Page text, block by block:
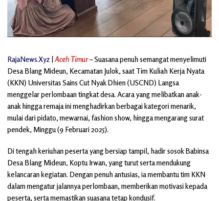
RajaNews.Xyz |Aceh Timur– Suasana penuh semangat menyelimuti
Desa Blang Mideun, Kecamatan Julok, saat Tim Kuliah Kerja Nyata
(KKN) Universitas Sains Cut Nyak Dhien (USCND) Langsa
menggelar perlombaan tingkat desa. Acara yang melibatkan anak-
anak hingga remaja ini menghadirkan berbagai kategori menarik,
mulai dari pidato, mewarnai, fashion show, hingga mengarang surat
pendek, Minggu (9 Februari 2025).
Di tengah keriuhan peserta yang bersiap tampil, hadir sosok Babinsa
Desa Blang Mideun, Koptu Irwan, yang turut serta mendukung
kelancaran kegiatan. Dengan penuh antusias, ia membantu tim KKN
dalam mengatur jalannya perlombaan, memberikan motivasi kepada
peserta, serta memastikan suasana tetap kondusif.